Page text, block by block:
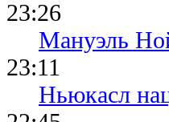
23:26
Мануэль
23:11
Ньюкасл